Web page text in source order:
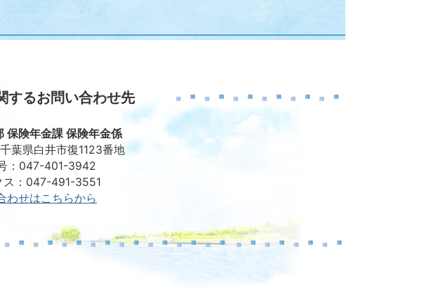
するお問い合わせ先
保険年金課 保険年金係
葉県白井市復1123番地
：047-401-3942
ス：047-491-3551
わせはこちらから